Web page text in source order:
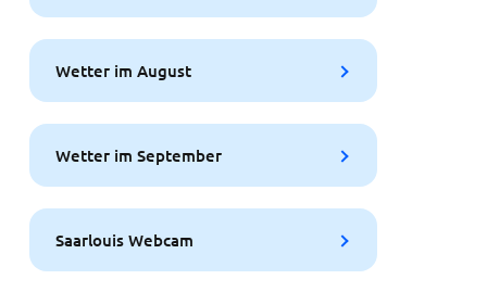
Wetter im August
Wetter im September
Saarlouis Webcam